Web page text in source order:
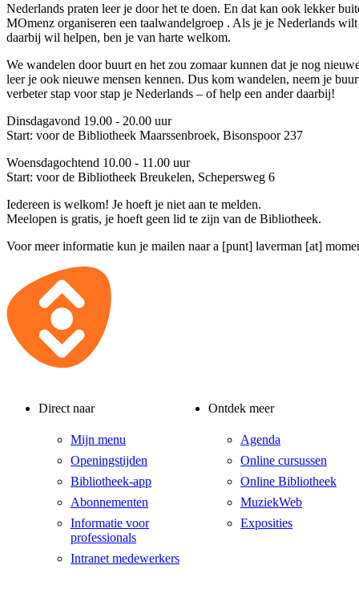
Nederlands praten leer je door het te doen. En dat kan ook lekker
MOmenz organiseren een taalwandelgroep . Als je je Nederlands
daarbij wil helpen, ben je van harte welkom.
We wandelen door buurt en het zou zomaar kunnen dat je nog
leer je ook nieuwe mensen kennen. Dus kom wandelen, neem je
verbeter stap voor stap je Nederlands – of help een ander daarbij!
Dinsdagavond 19.00 - 20.00 uur
Start: voor de Bibliotheek Maarssenbroek, Bisonspoor 237
Woensdagochtend 10.00 - 11.00 uur
Start: voor de Bibliotheek Breukelen, Schepersweg 6
Iedereen is welkom! Je hoeft je niet aan te melden.
Meelopen is gratis, je hoeft geen lid te zijn van de Bibliotheek.
Voor meer informatie kun je mailen naara [punt] laverman [at]
Direct naar
Mijn menu
Openingstijden
Bibliotheek-app
Abonnementen
Informatie voor
professionals
Intranet medewerkers
Ontdek meer
Agenda
Online cursussen
Online Bibliotheek
MuziekWeb
Exposities